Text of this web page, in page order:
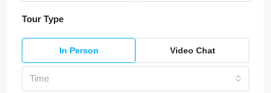
Tour Type
In Person Video Chat
Time